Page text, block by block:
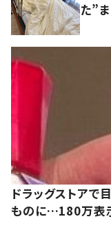
た”
ドラッグストア
ものに…180万表示